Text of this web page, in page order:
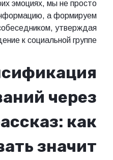
эмоциях, мы не просто
а формируем
утверждая
к социальной группе.
через
как
значит